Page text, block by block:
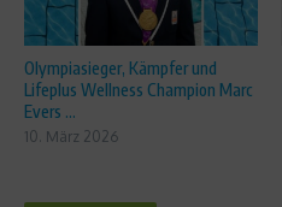
Olympiasieger, Kämpfer und
Lifeplus Wellness Champion Marc
Evers ...
10. März 2026